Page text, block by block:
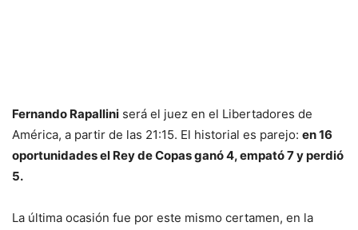
Fernando Rapallini será el juez en el Libertadores de
América, a partir de las 21:15. El historial es parejo: en 16
oportunidades el Rey de Copas ganó 4, empató 7 y perdió
5.
La última ocasión fue por este mismo certamen, en la